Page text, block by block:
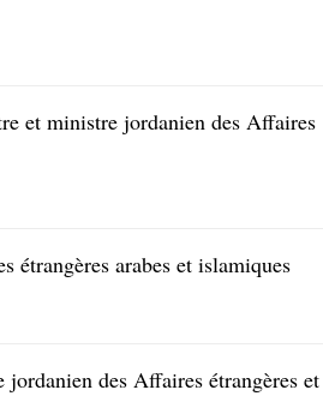
et ministre jordanien des Affaires
étrangères arabes et islamiques
des Affaires étrangères et